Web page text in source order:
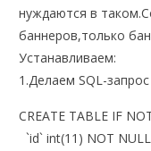
нуждаются в
баннеров,только
Устанавливаем:
1.Делаем SQL-
CREATE TABLE IF
`id` int(11) NOT